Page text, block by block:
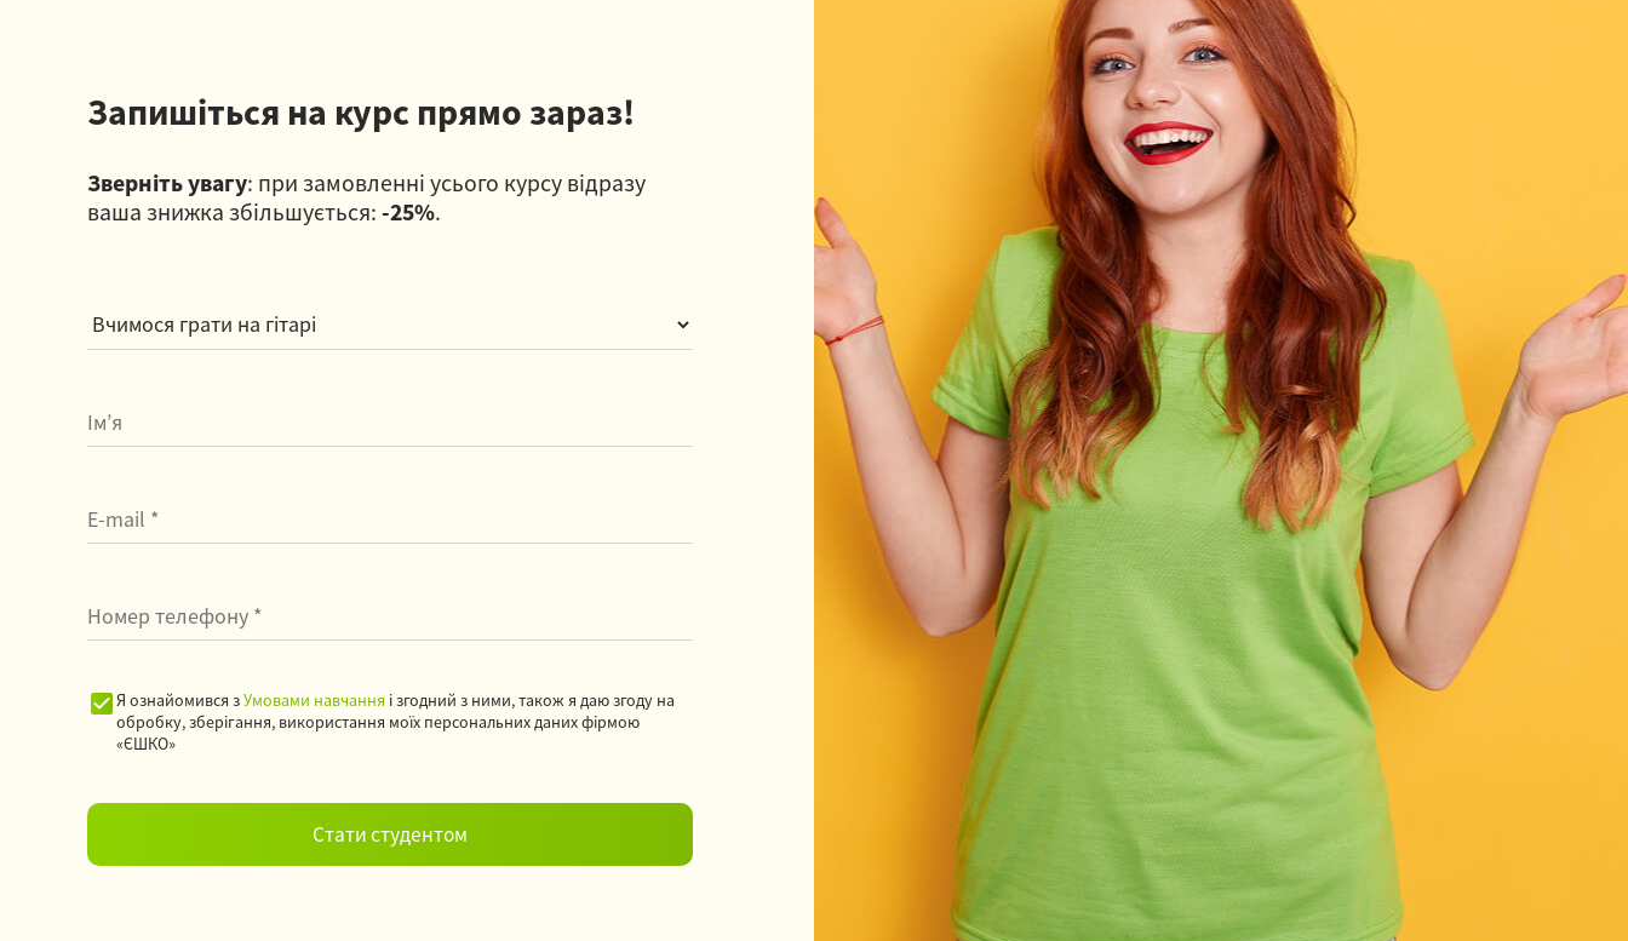
Запишіться на курс прямо зараз!
Зверніть увагу: при замовленні усього курсу відразу
ваша знижка збільшується: -25%.
Я ознайомився зУмовами навчання і згодний з ними, також я даю згоду на
обробку, зберігання, використання моїх персональних даних фірмою
«ЄШКО»